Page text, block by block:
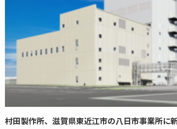
村田製作所、滋賀県東近江市の八日市事業所に